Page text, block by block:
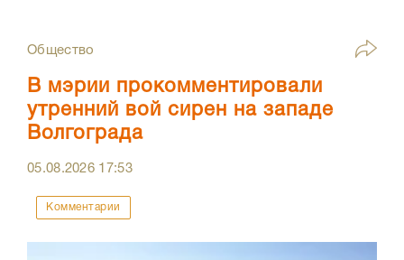
Общество
В мэрии прокомментировали
утренний вой сирен на западе
Волгограда
05.08.2026 17:53
Комментарии